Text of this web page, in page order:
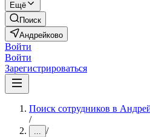
Ещё
Поиск
Андрейково
Войти
Войти
Зарегистрироваться
Поиск сотрудников в
/
... /